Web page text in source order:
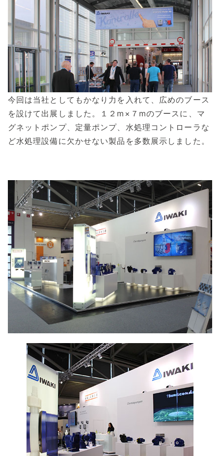
今回は当社としてもかなり力を入れて、広めのブース
を設けて出展しました。１２m×７mのブースに、マ
グネットポンプ、定量ポンプ、水処理コントローラな
ど水処理設備に欠かせない製品を多数展示しました。